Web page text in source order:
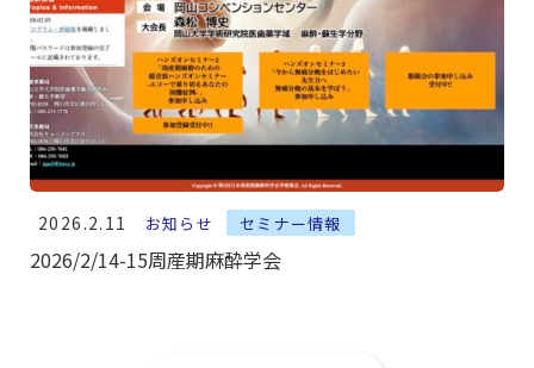
2026.2.11 お知らせ セミナー情報
2026/2/14-15周産期麻酔学会